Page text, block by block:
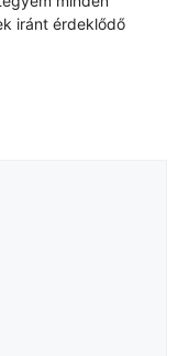
iránt érdeklődő